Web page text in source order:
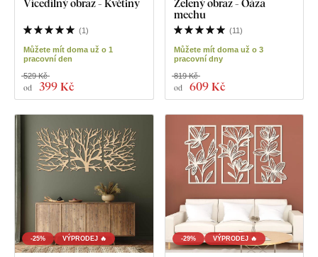
Vícedílný obraz - Květiny
(1)
Můžete mít doma už o 1
pracovní den
od 399 Kč
529 Kč
Zelený obraz - Oáza
mechu
(11)
Můžete mít doma už o 3
pracovní dny
od 609 Kč
819 Kč
-25% VÝPRODEJ 🔥 -29% VÝPRODEJ 🔥